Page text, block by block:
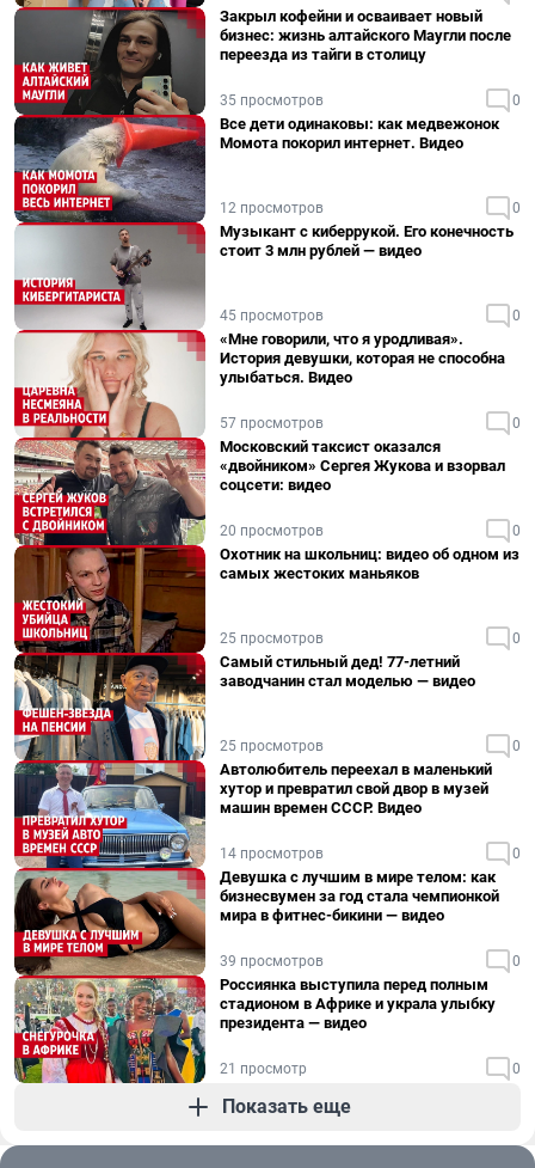
Закрыл кофейни и осваивает новый
бизнес: жизнь алтайского Маугли после
переезда из тайги в столицу
35 просмотров 0
Все дети одинаковы: как медвежонок
Момота покорил интернет. Видео
12 просмотров 0
Музыкант с киберрукой. Его конечность
стоит 3 млн рублей — видео
45 просмотров 0
«Мне говорили, что я уродливая».
История девушки, которая не способна
улыбаться. Видео
57 просмотров 0
Московский таксист оказался
«двойником» Сергея Жукова и взорвал
соцсети: видео
20 просмотров 0
Охотник на школьниц: видео об одном из
самых жестоких маньяков
25 просмотров 0
Самый стильный дед! 77-летний
заводчанин стал моделью — видео
25 просмотров 0
Автолюбитель переехал в маленький
хутор и превратил свой двор в музей
машин времен СССР. Видео
14 просмотров 0
Девушка с лучшим в мире телом: как
бизнесвумен за год стала чемпионкой
мира в фитнес-бикини — видео
39 просмотров 0
Россиянка выступила перед полным
стадионом в Африке и украла улыбку
президента — видео
21 просмотр 0
Показать еще